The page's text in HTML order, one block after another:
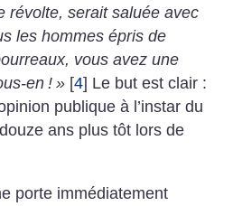
révolte, serait saluée avec
les hommes épris de
vous avez une
en ! » [4] Le but est clair :
publique à l’instar du
ans plus tôt lors de
porte immédiatement